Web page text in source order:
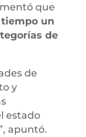
que
tiempo un
de
de
y
estado
apuntó.